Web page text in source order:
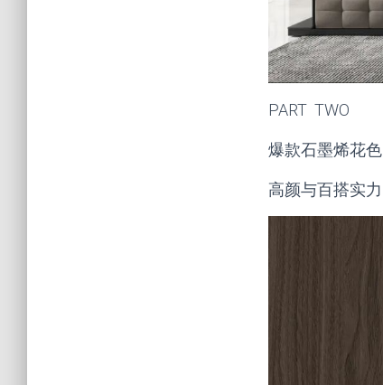
PART TWO
爆款石墨烯花色
高颜与百搭实力